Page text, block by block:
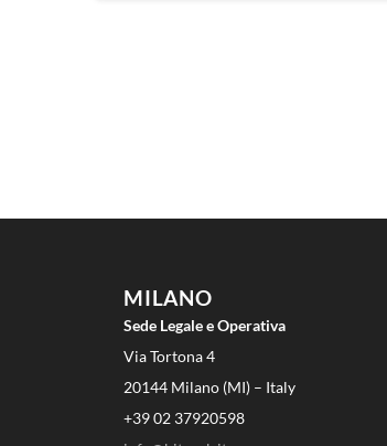
MILANO
Sede Legale e Operativa
Via Tortona 4
20144 Milano (MI) – Italy
+39 02 37920598